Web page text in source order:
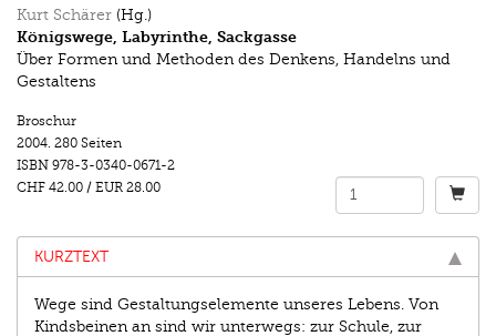
Kurt Schärer (Hg.)
Königswege, Labyrinthe, Sackgasse
Über Formen und Methoden des Denkens, Handelns und
Gestaltens
Broschur
2004. 280 Seiten
ISBN 978-3-0340-0671-2
CHF 42.00 / EUR 28.00
KURZTEXT
Wege sind Gestaltungselemente unseres Lebens. Von
Kindsbeinen an sind wir unterwegs: zur Schule, zur